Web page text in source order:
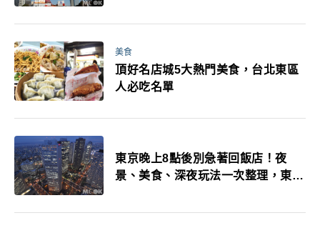
美食
頂好名店城5大熱門美食，台北東區
人必吃名單
東京晚上8點後別急著回飯店！夜
景、美食、深夜玩法一次整理，東京